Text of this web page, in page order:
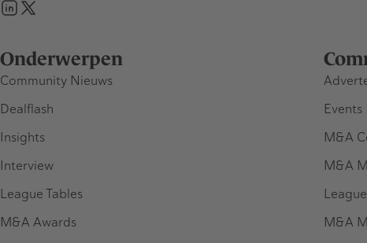
Onderwerpen
Community Nieuws
Dealflash
Insights
Interview
League Tables
M&A Awards
Events
M&A
M&A
M&A